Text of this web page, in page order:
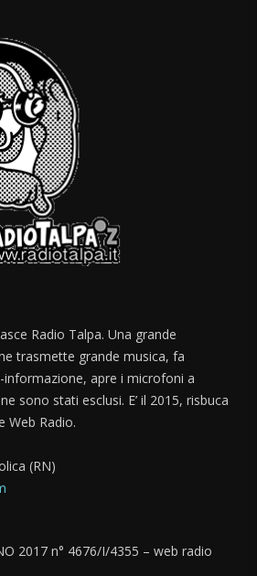
Radio Talpa. Una grande
trasmette grande musica, fa
apre i microfoni a
sono stati esclusi. E’ il 2015, risbuca
Web Radio.
(RN)
2017 n° 4676/I/4355 – web radio